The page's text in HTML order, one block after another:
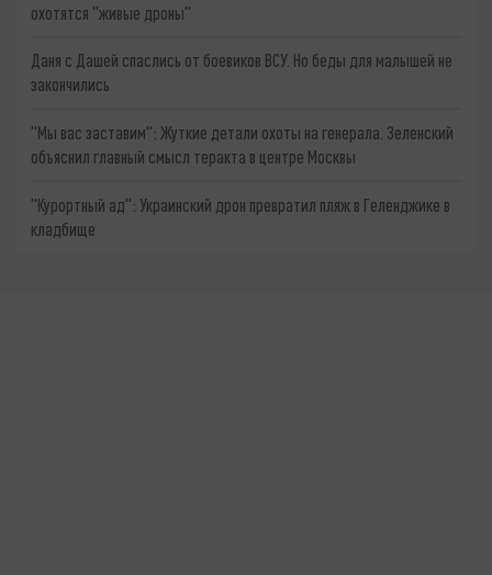
охотятся "живые дроны"
Даня с Дашей спаслись от боевиков ВСУ. Но беды для малышей не
закончились
"Мы вас заставим": Жуткие детали охоты на генерала. Зеленский
объяснил главный смысл теракта в центре Москвы
"Курортный ад": Украинский дрон превратил пляж в Геленджике в
кладбище